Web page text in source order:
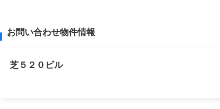
お問い合わせ物件情報
芝５２０ビル